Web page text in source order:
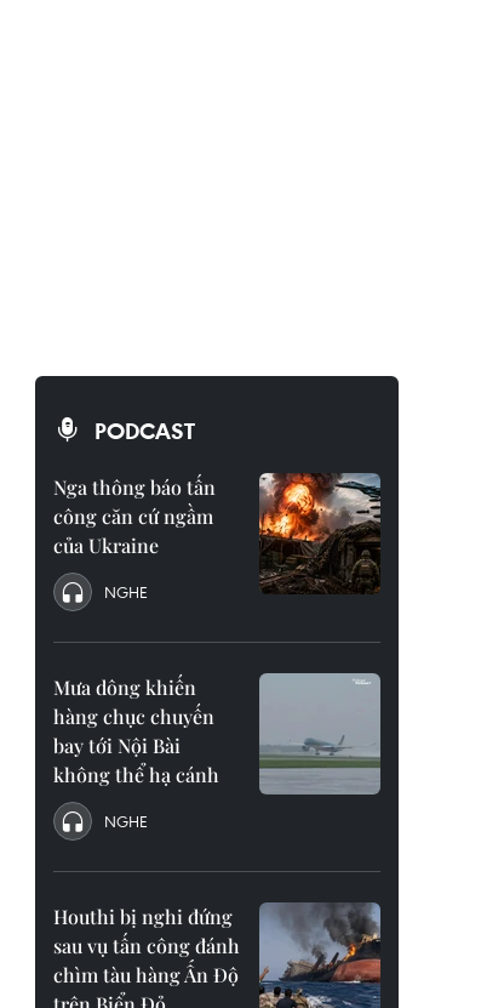
PODCAST
Nga thông báo tấn
công căn cứ ngầm
của Ukraine
NGHE
Mưa dông khiến
hàng chục chuyến
bay tới Nội Bài
không thể hạ cánh
NGHE
Houthi bị nghi đứng
sau vụ tấn công đánh
chìm tàu hàng Ấn Độ